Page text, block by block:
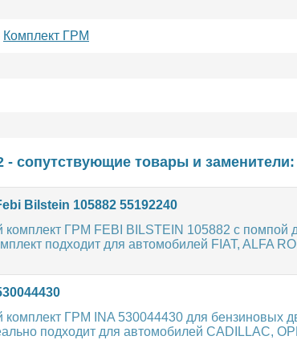
Комплект ГРМ
- сопутствующие товары и заменители:
Bilstein 105882 55192240
ГРМ FEBI BILSTEIN 105882 с помпой
подходит для автомобилей FIAT, ALFA
ГРМ INA 530044430 для бензиновых
подходит для автомобилей CADILLAC,